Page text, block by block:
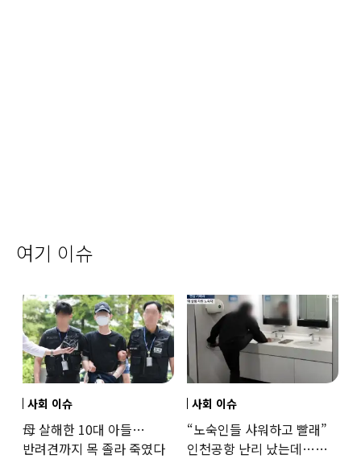
여기 이슈
사회 이슈
母 살해한 10대 아들…
반려견까지 목 졸라 죽였다
사회 이슈
“노숙인들 샤워하고 빨래”
인천공항 난리 났는데…